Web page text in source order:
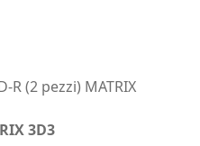
(2 pezzi) MATRIX
3D3